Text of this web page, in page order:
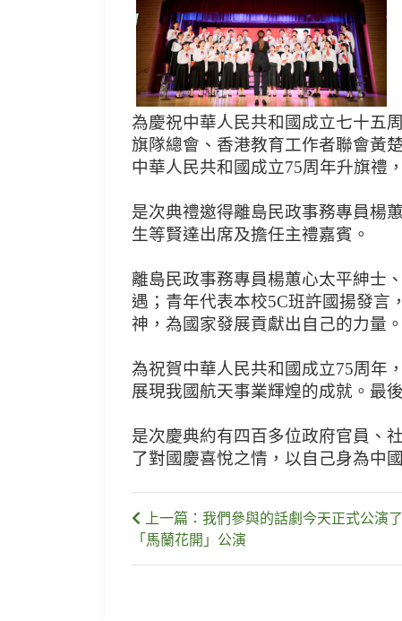
為慶祝中華人民共和國成立七十五
旗隊總會、香港教育工作者聯會黃
中華人民共和國成立75周年升旗禮
是次典禮邀得離島民政事務專員楊
生等賢達出席及擔任主禮嘉賓。
離島民政事務專員楊蕙心太平紳士
遇；青年代表本校5C班許國揚發言
神，為國家發展貢獻出自己的力量。
為祝賀中華人民共和國成立75周年
展現我國航天事業輝煌的成就。最
是次慶典約有四百多位政府官員、
了對國慶喜悅之情，以自己身為中
上一篇：我們參與的話劇今天正式公演
「馬蘭花開」公演